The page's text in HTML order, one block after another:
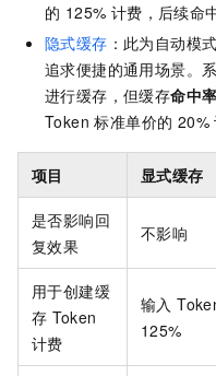
的 125% 计费，后续命
隐式缓存 ：此为自动模
追求便捷的通用场景。
进行缓存，但缓存命中
Token 标准单价的 20%
项目 显式缓存
是否影响回
复效果
不影响
用于创建缓
存 Token
计费
输入
125%